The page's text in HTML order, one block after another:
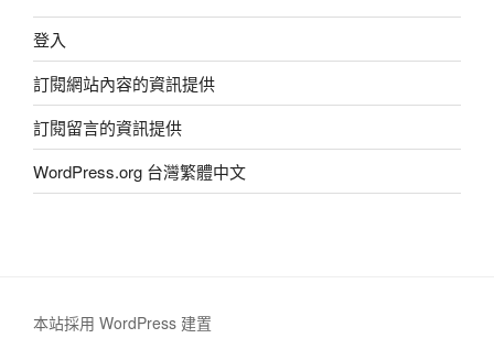
登入
訂閱網站內容的資訊提供
訂閱留言的資訊提供
WordPress.org 台灣繁體中文
本站採用 WordPress 建置